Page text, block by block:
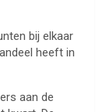
bij elkaar
heeft in
aan de